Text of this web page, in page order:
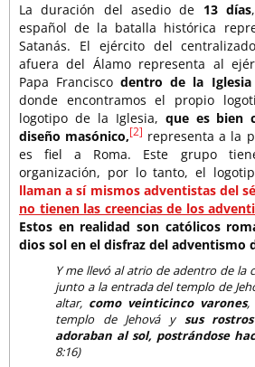
La duración del asedio de 13 días
español de la batalla histórica
Satanás. El ejército del
afuera del Álamo representa al
Papa Franciscodentro de la Iglesia
donde encontramos el propio
logotipo de la Iglesia, que es bien
diseño masónico,[2] representa a la
es fiel a Roma. Este grupo
organización, por lo tanto, el
llaman a sí mismos adventistas del
no tienen las creencias de los
Estos en realidad son católicos
dios sol en el disfraz del adventismo
Y me llevó al atrio de adentro de la
junto a la entrada del templo de
altar, como veinticinco varones,
templo de Jehová y sus
adoraban al sol, postrándose
8:16)